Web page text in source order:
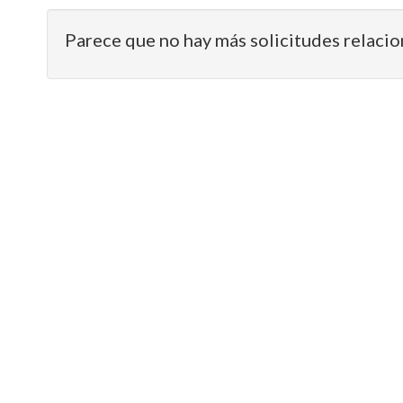
Parece que no hay más solicitudes